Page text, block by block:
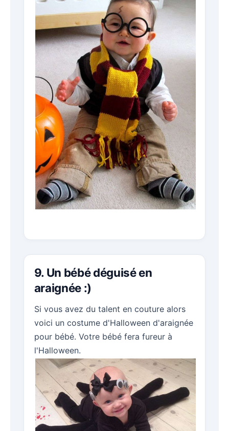
9. Un bébé déguisé en
araignée :)
Si vous avez du talent en couture alors
voici un costume d'Halloween d'araignée
pour bébé. Votre bébé fera fureur à
l'Halloween.